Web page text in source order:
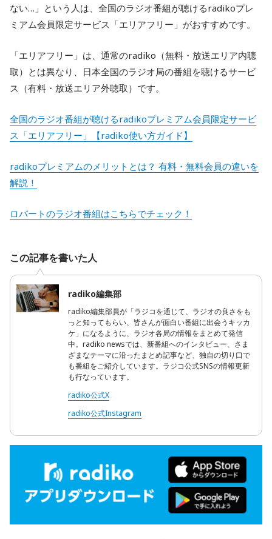
ない…」という人は、全国のラジオ番組が聴けるradikoプレ
ミアム会員限定サービス「エリアフリー」がおすすめです。
「エリアフリー」は、通常のradiko（無料・放送エリア内聴
取）とは異なり、日本全国のラジオ局の番組を聴けるサービ
ス（有料・放送エリア外聴取）です。
全国のラジオ番組が聴けるradikoプレミアム会員限定サービ
ス「エリアフリー」【radiko使い方ガイド】
radikoプレミアムのメリットとは？ 有料・無料会員の違いを
解説！
ロバートのラジオ番組はこちらでチェック！
この記事を書いた人
radiko編集部
radiko編集部員が「ラジコを通じて、ラジオの良さをも
っと知ってもらい、皆さんが面白い番組に出会うキッカ
ケ」になるように、ラジオ各局の情報をまとめて発信
中。radiko newsでは、新番組へのインタビュー、さま
ざまなテーマに沿ったまとめ記事など、独自の切り口で
も番組をご紹介しています。ラジコ公式SNSの情報更新
も行なっています。
radiko公式X
radiko公式Instagram